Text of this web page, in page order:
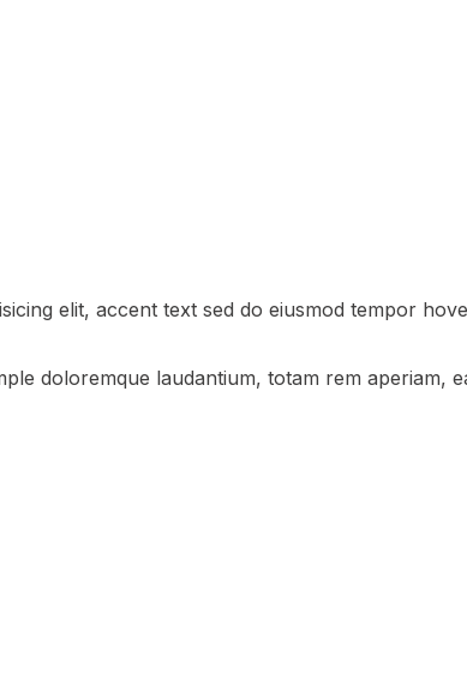
elit, accent text sed do eiusmod tempor
doloremque laudantium, totam rem aperiam,